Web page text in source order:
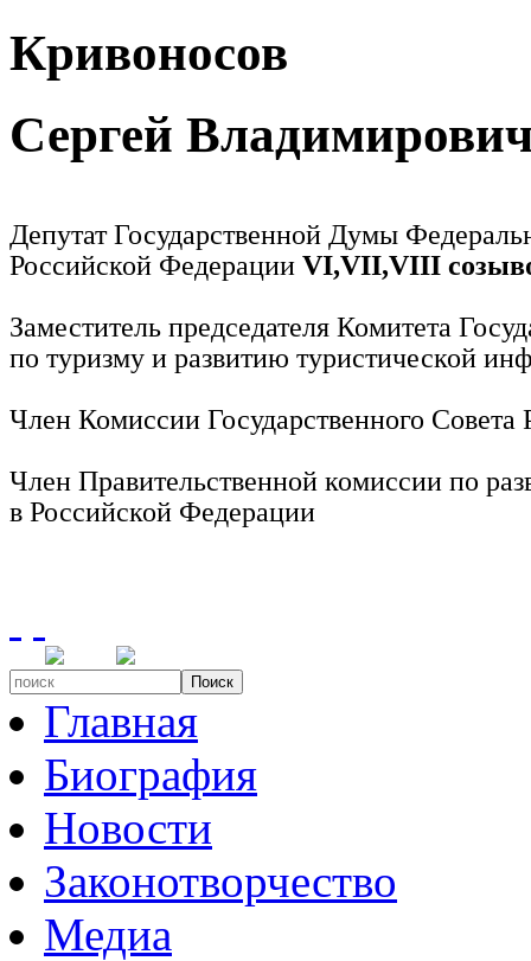
Кривоносов
Сергей
Депутат Государственной Думы
Российской Федерации VI,VII,VIII
Заместитель председателя Комитета
по туризму и развитию туристической
Член Комиссии Государственного
Член Правительственной комиссии по
в Российской Федерации
Поиск
Главная
Биография
Новости
Законотворчество
Медиа